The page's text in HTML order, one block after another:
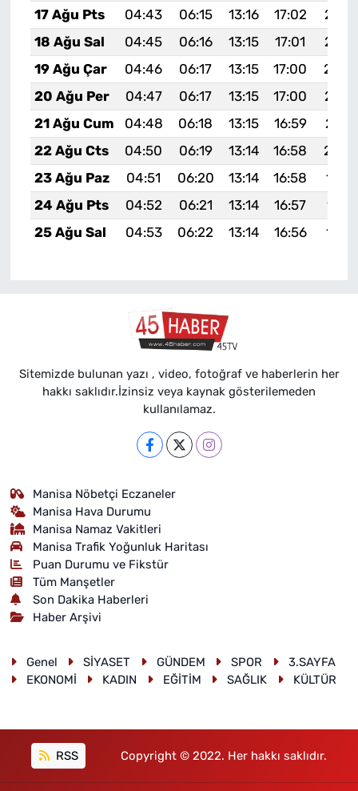
17 Ağu Pts
04:43 06:15 13:16 17:02
18 Ağu Sal
04:45 06:16 13:15 17:01
19 Ağu Çar
04:46 06:17 13:15 17:00
20 Ağu Per
04:47 06:17 13:15 17:00
21 Ağu Cum
04:48 06:18 13:15 16:59
22 Ağu Cts
04:50 06:19 13:14 16:58
23 Ağu Paz
04:51 06:20 13:14 16:58
24 Ağu Pts
04:52 06:21 13:14 16:57
19:57
25 Ağu Sal
04:53 06:22 13:14 16:56
Sitemizde bulunan yazı , video, fotoğraf ve haberlerin her
hakkı saklıdır.İzinsiz veya kaynak gösterilemeden
kullanılamaz.
Manisa Nöbetçi Eczaneler
Manisa Hava Durumu
Manisa Namaz Vakitleri
Manisa Trafik Yoğunluk Haritası
Puan Durumu ve Fikstür
Tüm Manşetler
Son Dakika Haberleri
Haber Arşivi
Genel SİYASET GÜNDEM SPOR
3.SAYFA
EKONOMİ
KADIN EĞİTİM SAĞLIK KÜLTÜR
RSS Copyright © 2022. Her hakkı saklıdır.